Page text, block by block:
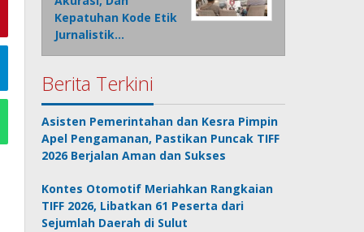
Kepatuhan Kode Etik
Jurnalistik…
Berita Terkini
Asisten Pemerintahan dan Kesra Pimpin
Apel Pengamanan, Pastikan Puncak TIFF
2026 Berjalan Aman dan Sukses
Kontes Otomotif Meriahkan Rangkaian
TIFF 2026, Libatkan 61 Peserta dari
Sejumlah Daerah di Sulut